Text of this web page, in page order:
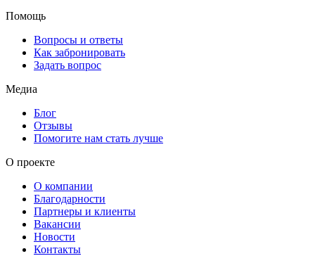
Помощь
Вопросы и ответы
Как забронировать
Задать вопрос
Медиа
Блог
Отзывы
Помогите нам стать лучше
О проекте
О компании
Благодарности
Партнеры и клиенты
Вакансии
Новости
Контакты